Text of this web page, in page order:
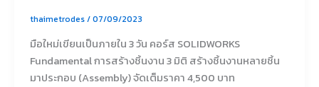
thaimetrodes/07/09/2023
มือใหม่เขียนเป็นภายใน 3 วัน คอร์ส SOLIDWORKS
Fundamental การสร้างชิ้นงาน 3 มิติ สร้างชิ้นงานหลายชิ้น
มาประกอบ (Assembly) จัดเต็มราคา 4,500 บาท